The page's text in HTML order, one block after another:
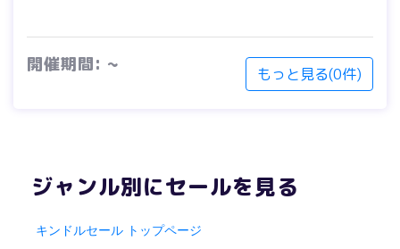
開催期間: ~ もっと見る(0件)
ジャンル別にセールを見る
キンドルセール トップページ